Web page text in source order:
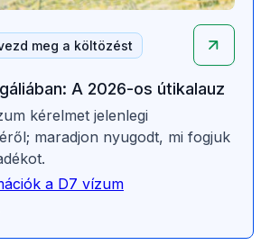
meg a költözést
A 2026-os útikalauz
kérelmet jelenlegi
maradjon nyugodt, mi fogjuk
a D7 vízum